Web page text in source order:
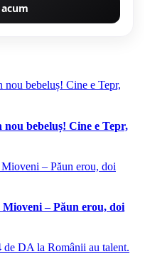
bebeluș! Cine e Tepr,
– Păun erou, doi